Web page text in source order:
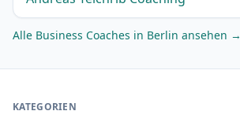
Alle Business Coaches in Berlin ansehen →
KATEGORIEN